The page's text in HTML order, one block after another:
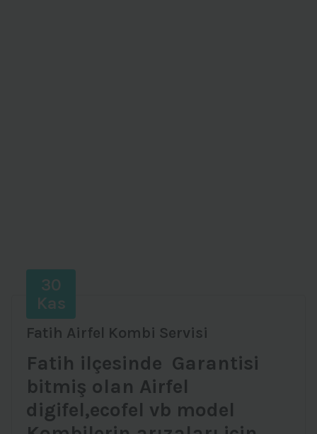
30
Kas
Fatih Airfel Kombi Servisi
Fatih ilçesinde Garantisi
bitmiş olan Airfel
digifel,ecofel vb model